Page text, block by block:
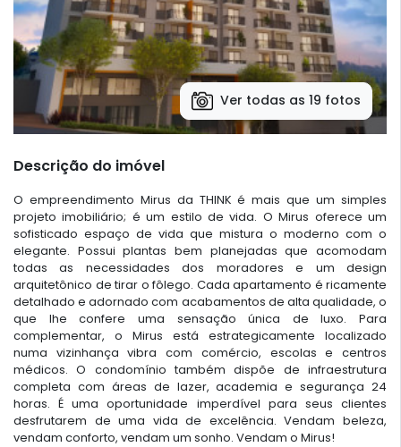
Ver todas as 19 fotos
Descrição do imóvel
O empreendimento Mirus da THINK é mais que um simples
projeto imobiliário; é um estilo de vida. O Mirus oferece um
sofisticado espaço de vida que mistura o moderno com o
elegante. Possui plantas bem planejadas que acomodam
todas as necessidades dos moradores e um design
arquitetônico de tirar o fôlego. Cada apartamento é ricamente
detalhado e adornado com acabamentos de alta qualidade, o
que lhe confere uma sensação única de luxo. Para
complementar, o Mirus está estrategicamente localizado
numa vizinhança vibra com comércio, escolas e centros
médicos. O condomínio também dispõe de infraestrutura
completa com áreas de lazer, academia e segurança 24
horas. É uma oportunidade imperdível para seus clientes
desfrutarem de uma vida de excelência. Vendam beleza,
vendam conforto, vendam um sonho. Vendam o Mirus!